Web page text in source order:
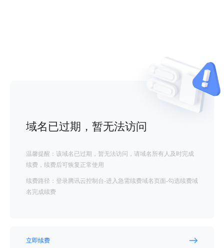
域名已过期，暂无法访问
温馨提醒：该域名已过期，暂无法访问，请域名所有人及时完成
续费，续费后可恢复正常使用
续费路径：登录腾讯云控制台-进入急需续费域名页面-勾选续费域
名完成续费
立即续费